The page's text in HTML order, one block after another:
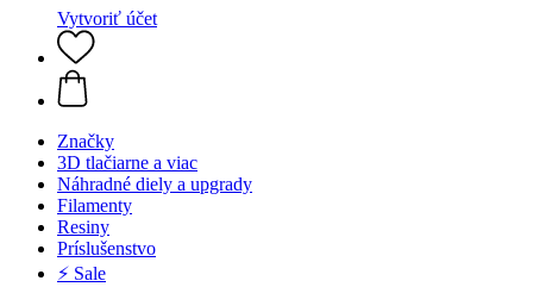
Vytvoriť účet
Značky
3D tlačiarne a viac
Náhradné diely a upgrady
Filamenty
Resiny
Príslušenstvo
⚡ Sale